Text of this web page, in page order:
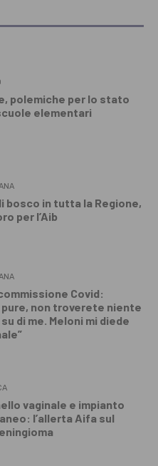
polemiche per lo stato
elementari
bosco in tutta la Regione,
per l’Aib
Covid:
pure, non troverete niente
di me. Meloni mi diede
vaginale e impianto
l’allerta Aifa sul